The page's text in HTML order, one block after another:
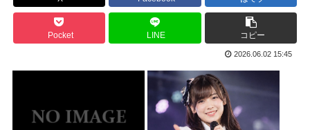
韓国人「日本の某全国チェーン店の商品写真が話題になってい...
バイデン前米大統領（83）死にそう 再選しなくてよかった...
「原爆はうそ」「放射線の被害はなかった」 信じる若者た...
プリキュア見てる奴らきもすぎんか？さすがに
韓国人「手術中に震度6強の地震、その時の日本の医療スタッ...
NARUTOを一巻から最後まで読んでみたけど、これ駄作じ...
Pocket LINE コピー
2026.06.02 15:45